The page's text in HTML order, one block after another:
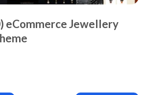
eCommerce Jewellery